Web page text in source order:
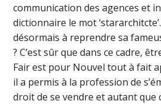
communication des agences et
dictionnaire le mot
désormais à reprendre sa
? C’est sûr que dans ce cadre,
Fair est pour Nouvel tout à fait
il a permis à la profession de
droit de se vendre et autant que